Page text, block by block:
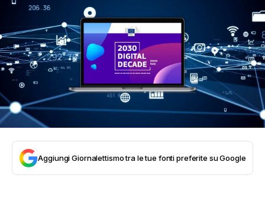
Aggiungi Giornalettismo tra le tue fonti preferite su Google